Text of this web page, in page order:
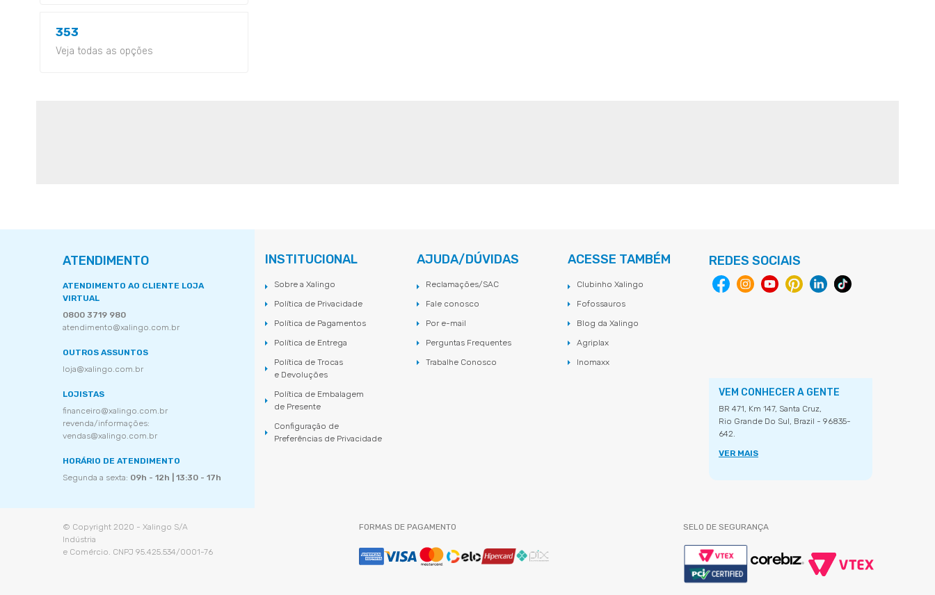
353
Veja todas as opções
ATENDIMENTO
ATENDIMENTO AO CLIENTE LOJA
VIRTUAL
0800 3719 980
atendimento@xalingo.com.br
OUTROS ASSUNTOS
loja@xalingo.com.br
LOJISTAS
financeiro@xalingo.com.br
revenda/informações:
vendas@xalingo.com.br
HORÁRIO DE ATENDIMENTO
Segunda a sexta: 09h - 12h | 13:30 - 17h
INSTITUCIONAL
Sobre a Xalingo
Política de Privacidade
Política de Pagamentos
Política de Entrega
Política de Trocas
e Devoluções
Política de Embalagem
de Presente
Configuração de
Preferências de Privacidade
AJUDA/DÚVIDAS
Reclamações/SAC
Fale conosco
Por e-mail
Perguntas Frequentes
Trabalhe Conosco
ACESSE TAMBÉM
Clubinho Xalingo
Fofossauros
Blog da Xalingo
Agriplax
Inomaxx
REDES SOCIAIS
VEM CONHECER A GENTE
BR 471, Km 147, Santa Cruz,
Rio Grande Do Sul, Brazil - 96835-
642.
VER MAIS
© Copyright 2020 - Xalingo S/A
Indústria
e Comércio. CNPJ 95.425.534/0001-76
FORMAS DE PAGAMENTO SELO DE SEGURANÇA